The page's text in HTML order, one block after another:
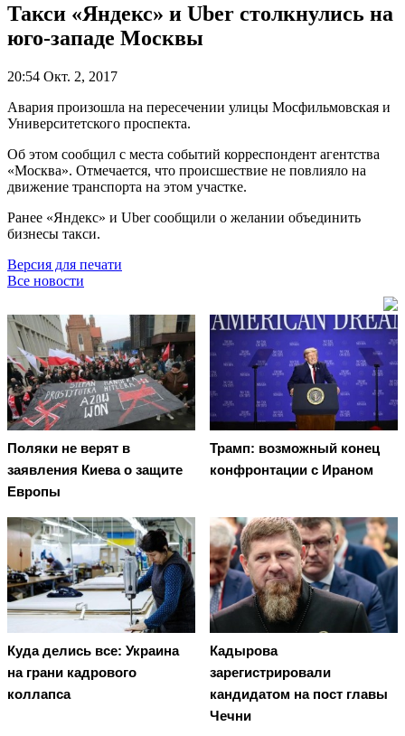
Такси «Яндекс» и Uber столкнулись на
юго-западе Москвы
20:54 Окт. 2, 2017
Авария произошла на пересечении улицы Мосфильмовская и
Университетского проспекта.
Об этом сообщил с места событий корреспондент агентства
«Москва». Отмечается, что происшествие не повлияло на
движение транспорта на этом участке.
Ранее «Яндекс» и Uber сообщили о желании объединить
бизнесы такси.
Версия для печати
Все новости
Поляки не верят в
заявления Киева о защите
Европы
Трамп: возможный конец
конфронтации с Ираном
Куда делись все: Украина
на грани кадрового
коллапса
Кадырова
зарегистрировали
кандидатом на пост главы
Чечни